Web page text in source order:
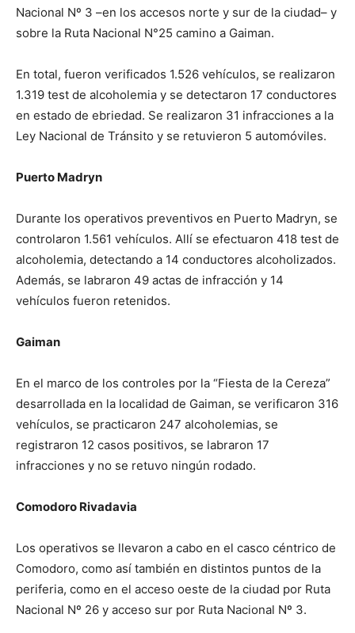
Nacional Nº 3 –en los accesos norte y sur de la ciudad– y
sobre la Ruta Nacional N°25 camino a Gaiman.
En total, fueron verificados 1.526 vehículos, se realizaron
1.319 test de alcoholemia y se detectaron 17 conductores
en estado de ebriedad. Se realizaron 31 infracciones a la
Ley Nacional de Tránsito y se retuvieron 5 automóviles.
Puerto Madryn
Durante los operativos preventivos en Puerto Madryn, se
controlaron 1.561 vehículos. Allí se efectuaron 418 test de
alcoholemia, detectando a 14 conductores alcoholizados.
Además, se labraron 49 actas de infracción y 14
vehículos fueron retenidos.
Gaiman
En el marco de los controles por la “Fiesta de la Cereza”
desarrollada en la localidad de Gaiman, se verificaron 316
vehículos, se practicaron 247 alcoholemias, se
registraron 12 casos positivos, se labraron 17
infracciones y no se retuvo ningún rodado.
Comodoro Rivadavia
Los operativos se llevaron a cabo en el casco céntrico de
Comodoro, como así también en distintos puntos de la
periferia, como en el acceso oeste de la ciudad por Ruta
Nacional Nº 26 y acceso sur por Ruta Nacional Nº 3.